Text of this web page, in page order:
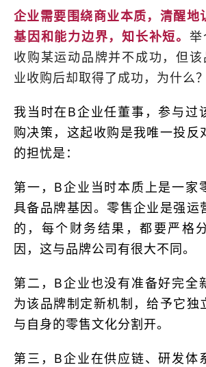
企业需要围绕商业本质，清醒地
基因和能力边界，知长补短。 举
收购某运动品牌并不成功，但
业收购后却取得了成功，为什么？
我当时在B企业任董事，参与过
购决策，这起收购是我唯一投反
的担忧是：
第一，B企业当时本质上是一家
具备品牌基因。零售企业是强运
的，每个财务结果，都要严格
因，这与品牌公司有很大不同。
第二，B企业也没有准备好完全
为该品牌制定新机制，给予它独
与自身的零售文化分割开。
第三，B企业在供应链、研发体